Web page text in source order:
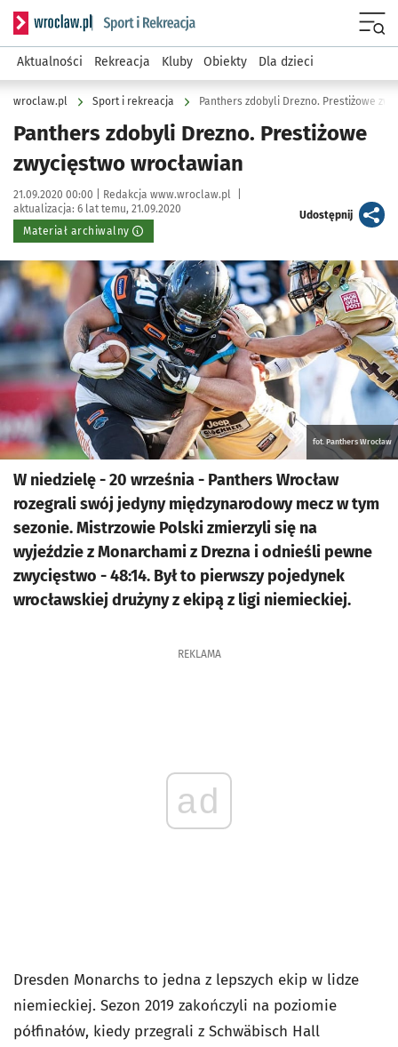
Serwis informacyjny wroclaw.pl podserwis: Sport i rekreacja
Aktualności Rekreacja Kluby Obiekty Dla dzieci
wroclaw.pl Sport i rekreacja Panthers zdobyli Drezno. Prestiżowe
Panthers zdobyli Drezno. Prestiżowe
zwycięstwo wrocławian
Data publikacji:
21.09.2020 00:00 | Autor:
Redakcja www.wroclaw.pl
aktualizacja: 6 lat temu, 21.09.2020
Materiał archiwalny
Udostępnijartykuł
Kliknij, aby powiększyć
fot. Panthers Wrocław
W niedzielę - 20 września - Panthers Wrocław
rozegrali swój jedyny międzynarodowy mecz w tym
sezonie. Mistrzowie Polski zmierzyli się na
wyjeździe z Monarchami z Drezna i odnieśli pewne
zwycięstwo - 48:14. Był to pierwszy pojedynek
wrocławskiej drużyny z ekipą z ligi niemieckiej.
REKLAMA
ad
Dresden Monarchs to jedna z lepszych ekip w lidze
niemieckiej. Sezon 2019 zakończyli na poziomie
półfinałów, kiedy przegrali z Schwäbisch Hall